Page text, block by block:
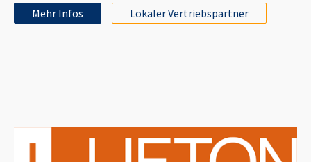
Mehr Infos Lokaler Vertriebspartner